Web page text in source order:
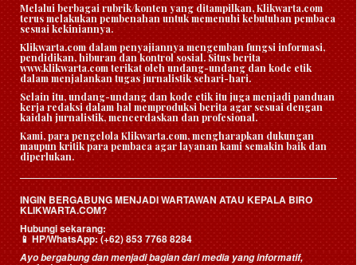
Melalui berbagai rubrik/konten yang ditampilkan, Klikwarta.com
terus melakukan pembenahan untuk memenuhi kebutuhan pembaca
sesuai kekiniannya.
Klikwarta.com dalam penyajiannya mengemban fungsi informasi,
pendidikan, hiburan dan kontrol sosial. Situs berita
www.klikwarta.com terikat oleh undang-undang dan kode etik
dalam menjalankan tugas jurnalistik sehari-hari.
Selain itu, undang-undang dan kode etik itu juga menjadi panduan
kerja redaksi dalam hal memproduksi berita agar sesuai dengan
kaidah jurnalistik, mencerdaskan dan profesional.
Kami, para pengelola Klikwarta.com, mengharapkan dukungan
maupun kritik para pembaca agar layanan kami semakin baik dan
diperlukan.
INGIN BERGABUNG MENJADI WARTAWAN ATAU KEPALA BIRO
KLIKWARTA.COM?
Hubungi sekarang:
📱HP/WhatsApp:(+62) 853 7768 8284
Ayo bergabung dan menjadi bagian dari media yang informatif,